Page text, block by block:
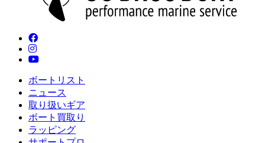
ボートリスト
ニュース
取り扱いギア
ボート買取り
ラッピング